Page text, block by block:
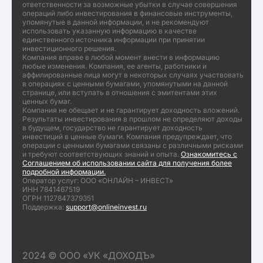
ответственности за возможные убытки в случае совершения
операций либо инвестирования в финансовые инструменты,
упомянутые в данной информации, и не рекомендуют
использовать указанную информацию в качестве
единственного источника информации при принятии
инвестиционного решения.
Компания вправе в любой момент внести в информацию
любые изменения. Компания, ее агенты, работники и
аффилированные лица могут в некоторых случаях участвовать
в операциях с ценными бумагами, упомянутыми на данной
странице, или вступать в отношения с эмитентами этих
ценных бумаг.
Компания не обещает и не гарантирует доходность вложений.
Результаты инвестирования в прошлом не определяют доходы
в будущем, государство не гарантирует доходность
инвестиций в ценные бумаги. Компания предупреждает, что
операции с ценными бумагами связаны с различными рисками
и требуют соответствующих знаний и опыта. Ознакомитесь с
Соглашением об использовании сайта для получения более
подробной информации.
Оператор услуг: ООО «ОНЛАЙН – ИНВЕСТ»
ИНН 7841467519
ОГРН 1127847379351
Поддержка: support@onlineinvest.ru
2024 © ООО «УК «ДОХОДЪ»